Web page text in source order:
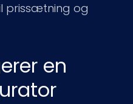
prissætning og
en